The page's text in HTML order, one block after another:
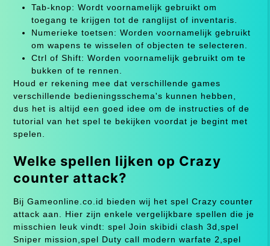
Tab-knop: Wordt voornamelijk gebruikt om
toegang te krijgen tot de ranglijst of inventaris.
Numerieke toetsen: Worden voornamelijk gebruikt
om wapens te wisselen of objecten te selecteren.
Ctrl of Shift: Worden voornamelijk gebruikt om te
bukken of te rennen.
Houd er rekening mee dat verschillende games
verschillende bedieningsschema's kunnen hebben,
dus het is altijd een goed idee om de instructies of de
tutorial van het spel te bekijken voordat je begint met
spelen.
Welke spellen lijken op Crazy
counter attack?
Bij Gameonline.co.id bieden wij het spel Crazy counter
attack aan. Hier zijn enkele vergelijkbare spellen die je
misschien leuk vindt: spel Join skibidi clash 3d,spel
Sniper mission,spel Duty call modern warfate 2,spel